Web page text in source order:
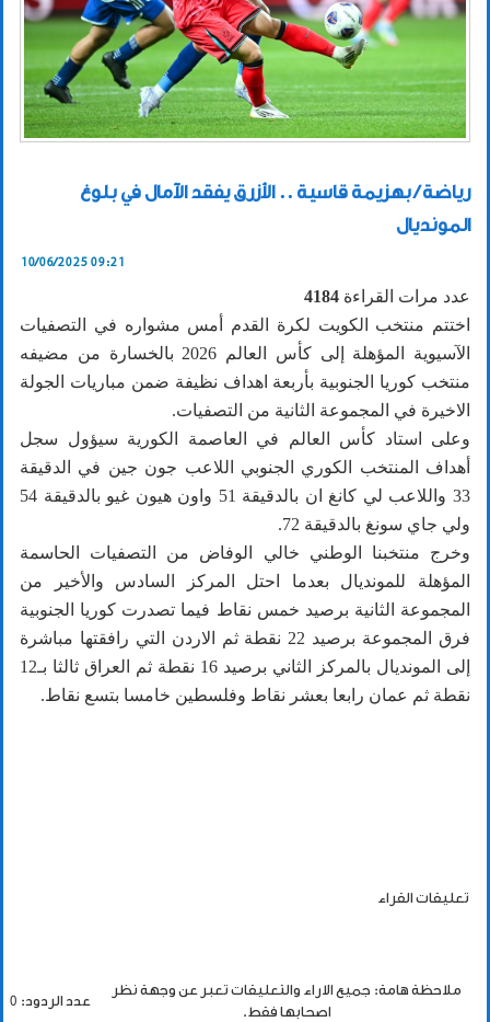
رياضة / بهزيمة قاسية .. الأزرق يفقد الآمال في بلوغ
المونديال
10/06/2025 09:21
عدد مرات القراءة 4184
اختتم منتخب الكويت لكرة القدم أمس مشواره في التصفيات
الآسيوية المؤهلة إلى كأس العالم 2026 بالخسارة من مضيفه
منتخب كوريا الجنوبية بأربعة اهداف نظيفة ضمن مباريات الجولة
الاخيرة في المجموعة الثانية من التصفيات.
وعلى استاد كأس العالم في العاصمة الكورية سيؤول سجل
أهداف المنتخب الكوري الجنوبي اللاعب جون جين في الدقيقة
33 واللاعب لي كانغ ان بالدقيقة 51 واون هيون غيو بالدقيقة 54
ولي جاي سونغ بالدقيقة 72.
وخرج منتخبنا الوطني خالي الوفاض من التصفيات الحاسمة
المؤهلة للمونديال بعدما احتل المركز السادس والأخير من
المجموعة الثانية برصيد خمس نقاط فيما تصدرت كوريا الجنوبية
فرق المجموعة برصيد 22 نقطة ثم الاردن التي رافقتها مباشرة
إلى المونديال بالمركز الثاني برصيد 16 نقطة ثم العراق ثالثا بـ12
نقطة ثم عمان رابعا بعشر نقاط وفلسطين خامسا بتسع نقاط.
تعليقات القراء
ملاحظة هامة: جميع الاراء والتعليقات تعبر عن وجهة نظر
اصحابها فقط.
عدد الردود: 0